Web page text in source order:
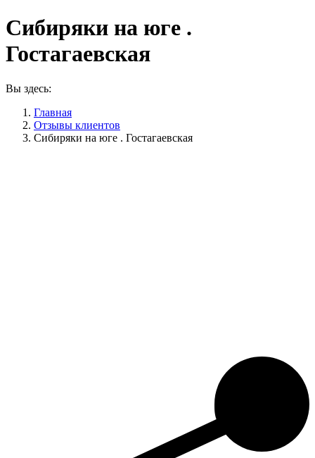
Сибиряки на юге .
Гостагаевская
Вы здесь:
Главная
Отзывы клиентов
Сибиряки на юге . Гостагаевская